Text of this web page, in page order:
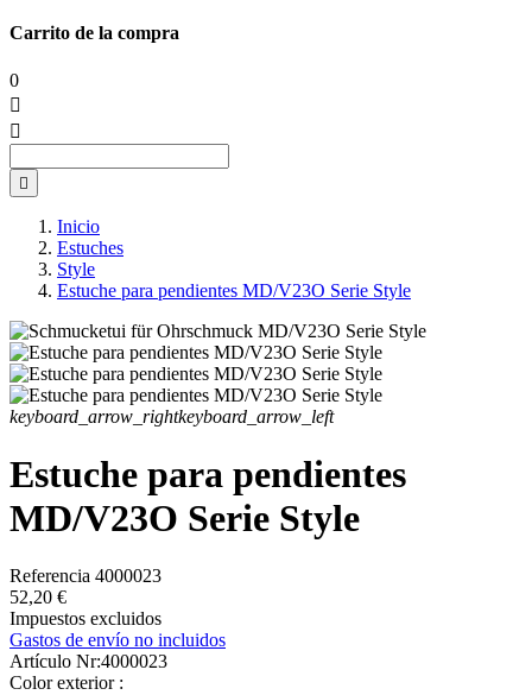
Carrito de la compra
0



Inicio
Estuches
Style
Estuche para pendientes MD/V23O Serie Style
keyboard_arrow_rightkeyboard_arrow_left
Estuche para pendientes
MD/V23O Serie Style
Referencia 4000023
52,20 €
Impuestos excluidos
Gastos de envío no incluidos
Artículo Nr:4000023
Color exterior :